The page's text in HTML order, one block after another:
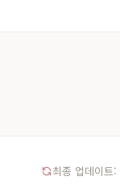
최종 업데이트: